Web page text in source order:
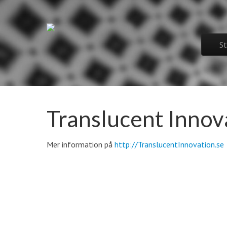
Translucent
Mer information på http://TranslucentInnovation.se